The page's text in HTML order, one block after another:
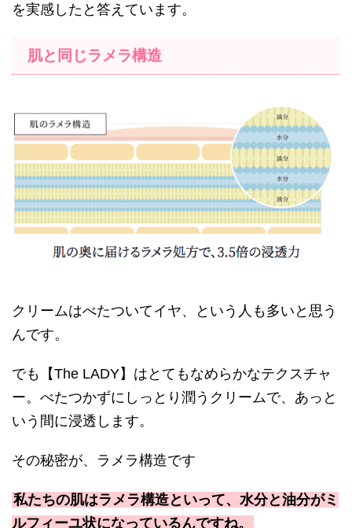
を実感したと答えています。
肌と同じラメラ構造
クリームはべたついてイヤ、という人も多いと思う
んです。
でも【The LADY】はとてもなめらかなテクスチャ
ー。べたつかずにしっとり潤うクリームで、あっと
いう間に浸透します。
その秘密が、ラメラ構造です
私たちの肌はラメラ構造といって、水分と油分がミ
ルフィーユ状になっているんですね。